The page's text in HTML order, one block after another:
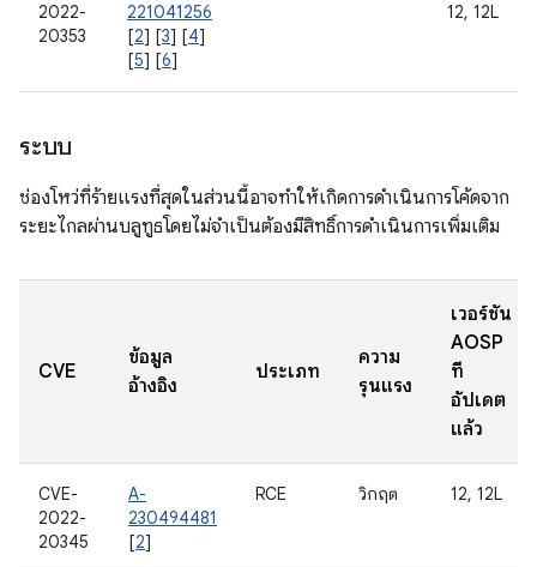
2022-
20353
221041256
[2] [3] [4]
[5] [6]
12, 12L
ระบบ
ช่องโหว่ที่ร้ายแรงที่สุดในส่วนนี้อาจทําให้เกิดการดําเนินการโค้ดจาก
ระยะไกลผ่านบลูทูธโดยไม่จำเป็นต้องมีสิทธิ์การดําเนินการเพิ่มเติม
CVE
ข้อมูล
อ้างอิง
ประเภท
ความ
รุนแรง
เวอร์ชัน
AOSP
ที่
อัปเดต
แล้ว
CVE-
2022-
20345
A-
230494481
[2]
RCE วิกฤต 12, 12L